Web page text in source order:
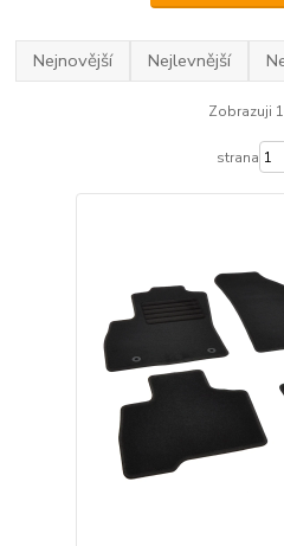
Nejnovější Nejlevnější
Zobrazuji
strana